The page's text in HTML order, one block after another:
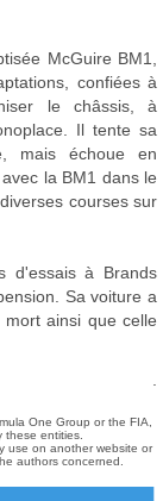
McGuire BM1,
confiées à
le châssis, à
Il tente sa
mais échoue en
la BM1 dans le
courses sur
d'essais à Brands
Sa voiture a
ainsi que celle
One Group or the FIA,
entities.
use on another website or
authors concerned.